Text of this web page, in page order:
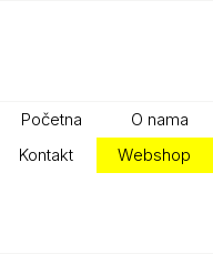
Početna
O nama
Kontakt
Webshop